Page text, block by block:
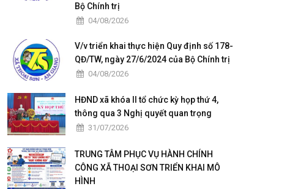
Bộ Chính trị
04/08/2026
V/v triển khai thực hiện Quy định số 178-
QĐ/TW, ngày 27/6/2024 của Bộ Chính trị
04/08/2026
HĐND xã khóa II tổ chức kỳ họp thứ 4,
thông qua 3 Nghị quyết quan trọng
31/07/2026
TRUNG TÂM PHỤC VỤ HÀNH CHÍNH
CÔNG XÃ THOẠI SƠN TRIỂN KHAI MÔ
HÌNH